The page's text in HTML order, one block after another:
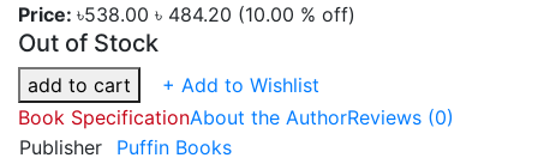
Price: ৳538.00 ৳ 484.20 (10.00 % off)
Out of Stock
add to cart
+ Add to Wishlist
Book SpecificationAbout the AuthorReviews (0)
Publisher
Puffin Books